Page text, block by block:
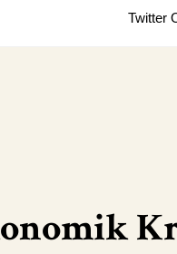
Twitter